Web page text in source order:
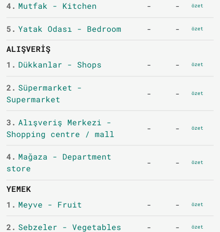
4. Mutfak - Kitchen - - özet
5. Yatak Odası - Bedroom - - özet
ALIŞVERIŞ
1. Dükkanlar - Shops - - özet
2. Süpermarket -
Supermarket
- - özet
3. Alışveriş Merkezi -
Shopping centre / mall
- - özet
4. Mağaza - Department
store
- - özet
YEMEK
1. Meyve - Fruit - - özet
2. Sebzeler - Vegetables - - özet